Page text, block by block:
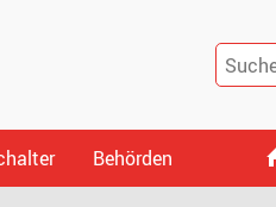
Behörden